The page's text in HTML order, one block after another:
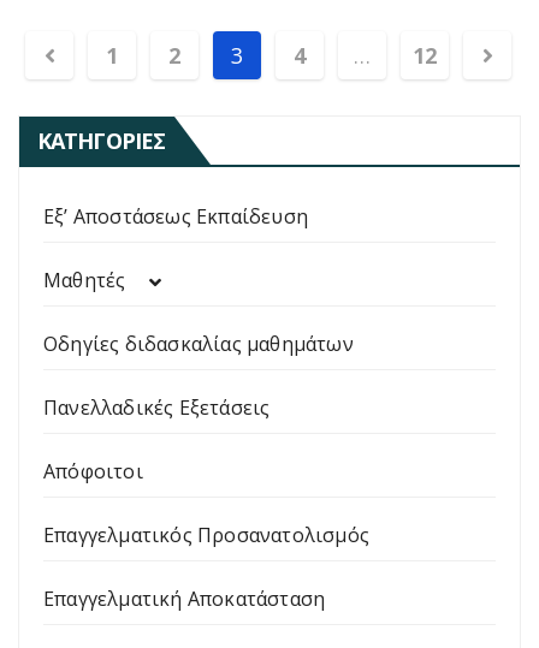
Σελιδοποίηση
άρθρων
1 2 3 4 … 12
ΚΑΤΗΓΟΡΊΕΣ
Εξ’ Αποστάσεως Εκπαίδευση
Μαθητές
Οδηγίες διδασκαλίας μαθημάτων
Πανελλαδικές Εξετάσεις
Απόφοιτοι
Επαγγελματικός Προσανατολισμός
Επαγγελματική Αποκατάσταση